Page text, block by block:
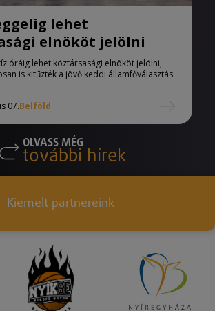
lehet
elnököt jelölni
óráig lehet köztársasági elnököt jelölni,
is kitűzték a jövő keddi államfőválasztás
07.Belföld
OLVASS MÉG
további hírek
Kiemelt partnereink